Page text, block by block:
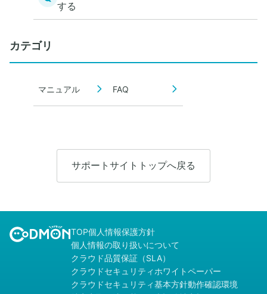
する
カテゴリ
マニュアル FAQ
サポートサイトトップへ戻る
TOP個人情報保護方針
個人情報の取り扱いについて
クラウド品質保証（SLA）
クラウドセキュリティホワイトペーパー
クラウドセキュリティ基本方針動作確認環境